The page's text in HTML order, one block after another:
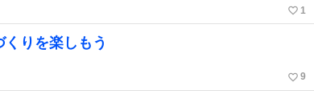
favorite_border 1
りを楽しもう
favorite_border 9